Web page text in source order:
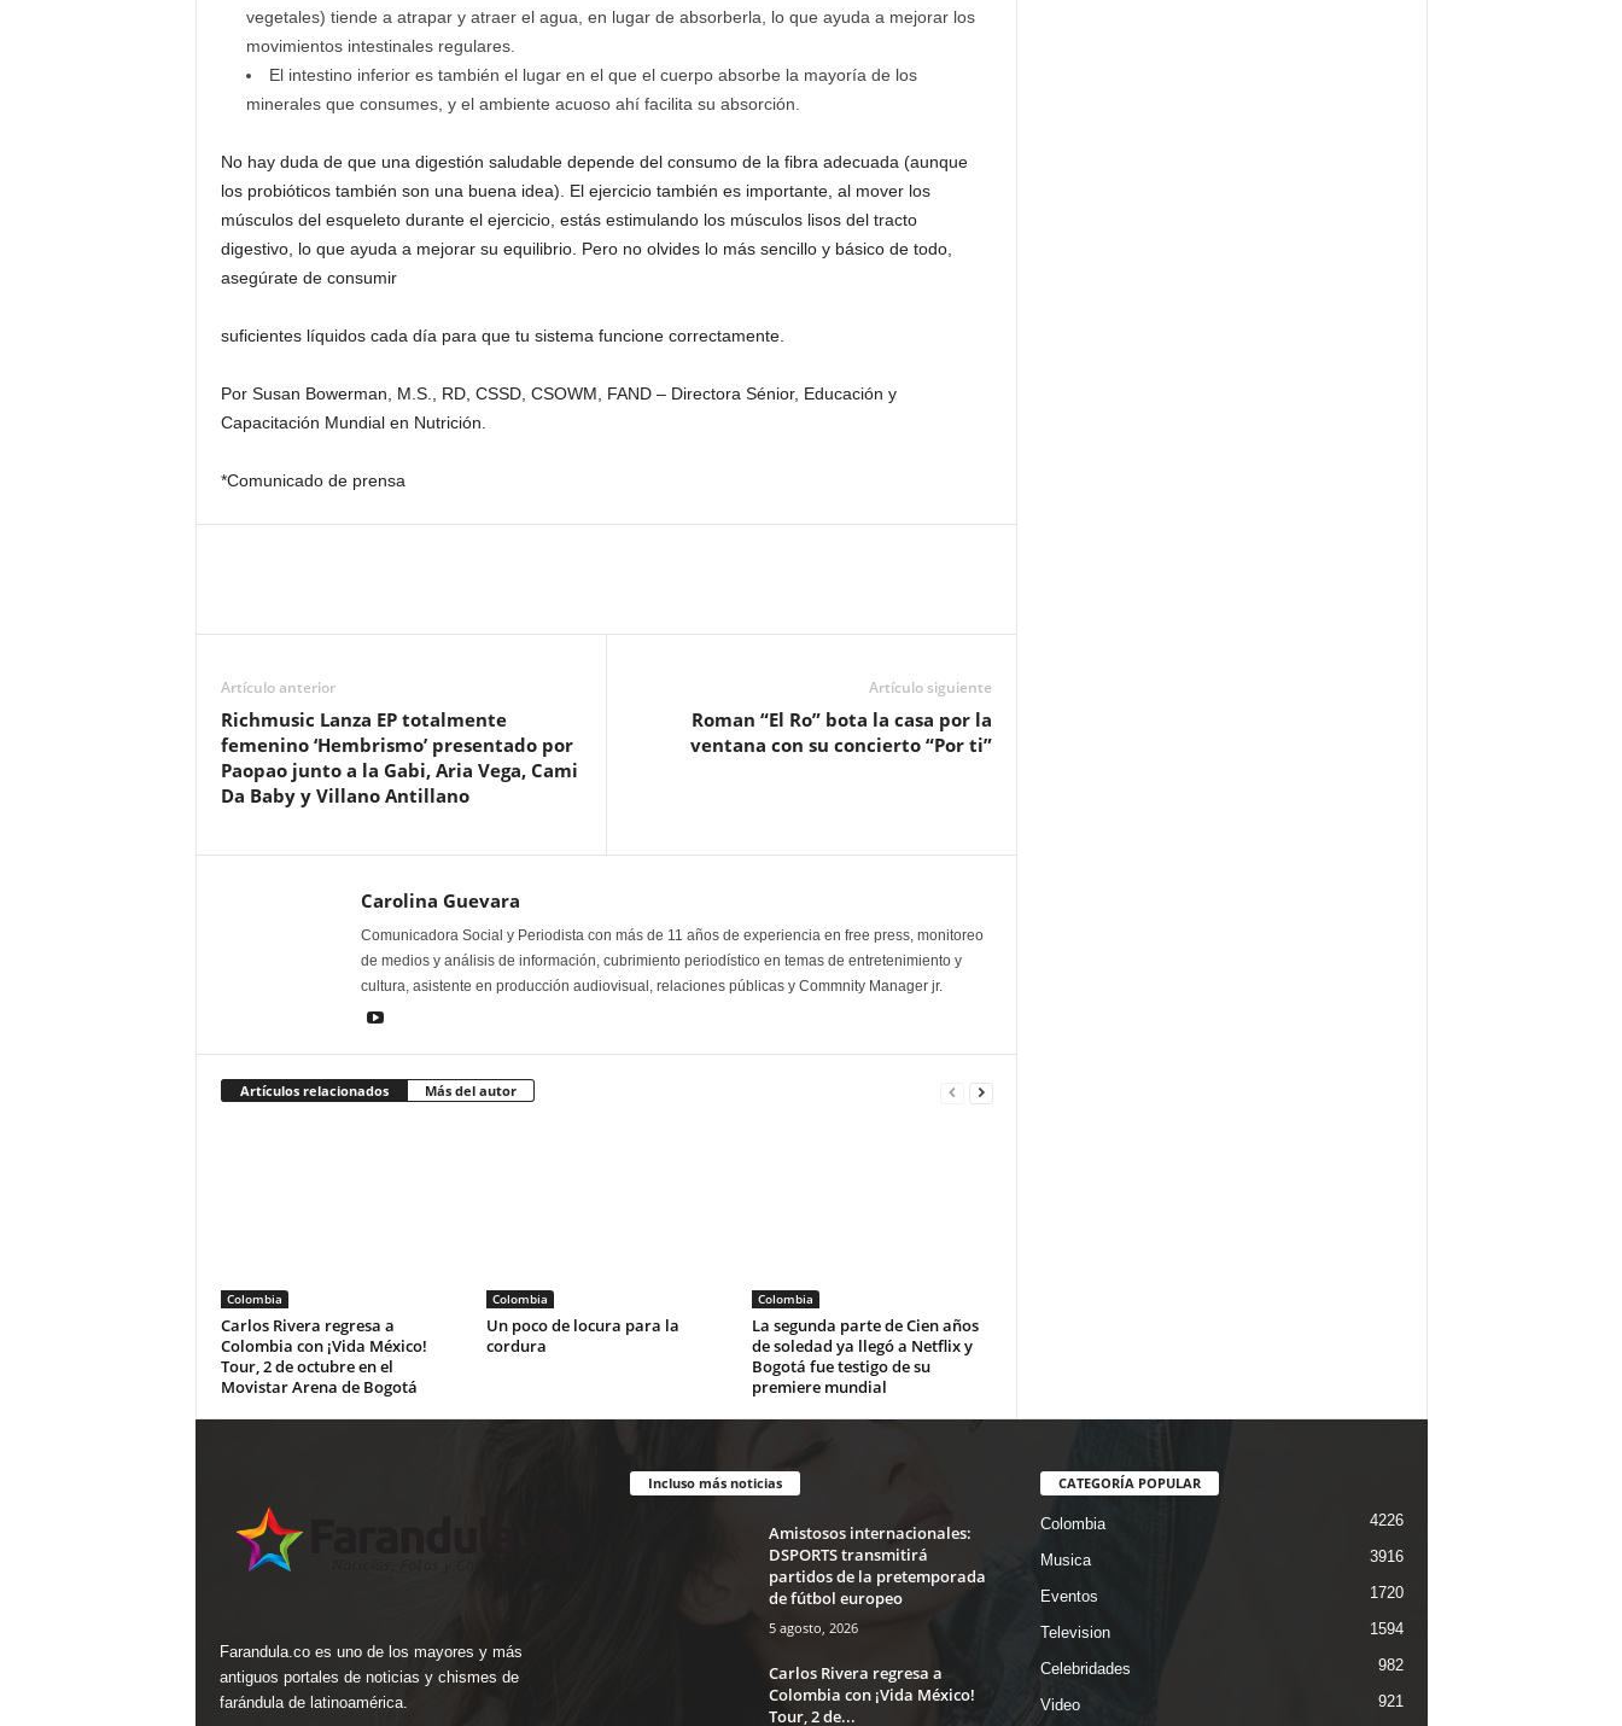
vegetales) tiende a atrapar y atraer el agua, en lugar de absorberla, lo que ayuda a mejorar los
movimientos intestinales regulares.
El intestino inferior es también el lugar en el que el cuerpo absorbe la mayoría de los
minerales que consumes, y el ambiente acuoso ahí facilita su absorción.
No hay duda de que una digestión saludable depende del consumo de la fibra adecuada (aunque
los probióticos también son una buena idea). El ejercicio también es importante, al mover los
músculos del esqueleto durante el ejercicio, estás estimulando los músculos lisos del tracto
digestivo, lo que ayuda a mejorar su equilibrio. Pero no olvides lo más sencillo y básico de todo,
asegúrate de consumir
suficientes líquidos cada día para que tu sistema funcione correctamente.
Por Susan Bowerman, M.S., RD, CSSD, CSOWM, FAND – Directora Sénior, Educación y
Capacitación Mundial en Nutrición.
*Comunicado de prensa
Artículo anterior
Richmusic Lanza EP totalmente
femenino ‘Hembrismo’ presentado por
Paopao junto a la Gabi, Aria Vega, Cami
Da Baby y Villano Antillano
Artículo siguiente
Roman “El Ro” bota la casa por la
ventana con su concierto “Por ti”
Carolina Guevara
Comunicadora Social y Periodista con más de 11 años de experiencia en free press, monitoreo
de medios y análisis de información, cubrimiento periodístico en temas de entretenimiento y
cultura, asistente en producción audiovisual, relaciones públicas y Commnity Manager jr.
Artículos relacionados Más del autor
Colombia
Carlos Rivera regresa a
Colombia con ¡Vida México!
Tour, 2 de octubre en el
Movistar Arena de Bogotá
Colombia
Un poco de locura para la
cordura
Colombia
La segunda parte de Cien años
de soledad ya llegó a Netflix y
Bogotá fue testigo de su
premiere mundial
Farandula.co es uno de los mayores y más
antiguos portales de noticias y chismes de
farándula de latinoamérica.
Incluso más noticias
Amistosos internacionales:
DSPORTS transmitirá
partidos de la pretemporada
de fútbol europeo
5 agosto, 2026
Carlos Rivera regresa a
Colombia con ¡Vida México!
Tour, 2 de...
CATEGORÍA POPULAR
Colombia 4226
Musica 3916
Eventos 1720
Television 1594
Celebridades 982
Video 921